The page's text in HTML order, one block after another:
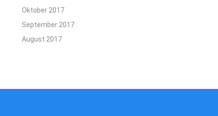
Oktober 2017
September 2017
August 2017